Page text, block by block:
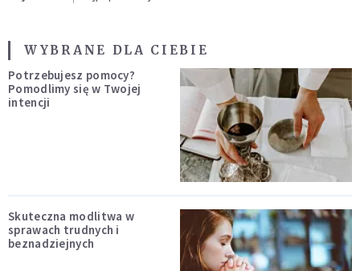
WYBRANE DLA CIEBIE
Potrzebujesz pomocy?
Pomodlimy się w Twojej
intencji
Skuteczna modlitwa w
sprawach trudnych i
beznadziejnych